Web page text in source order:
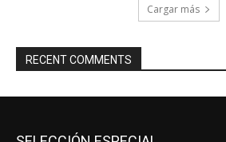
Cargar más
RECENT COMMENTS